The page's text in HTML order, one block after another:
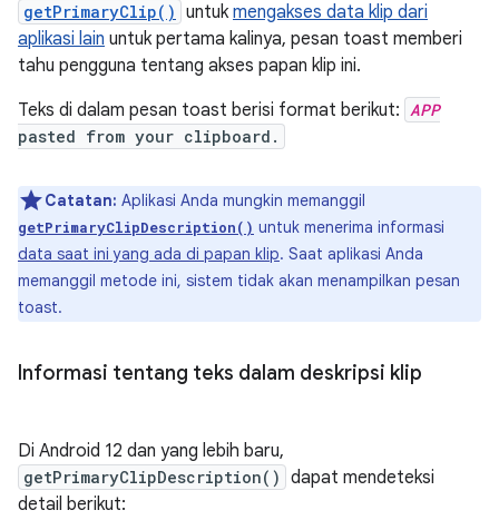
getPrimaryClip() untuk mengakses data klip dari
aplikasi lain untuk pertama kalinya, pesan toast memberi
tahu pengguna tentang akses papan klip ini.
Teks di dalam pesan toast berisi format berikut: APP
pasted from your clipboard.
Catatan: Aplikasi Anda mungkin memanggil
getPrimaryClipDescription() untuk menerima informasi
data saat ini yang ada di papan klip. Saat aplikasi Anda
memanggil metode ini, sistem tidak akan menampilkan pesan
toast.
Informasi tentang teks dalam deskripsi klip
Di Android 12 dan yang lebih baru,
getPrimaryClipDescription() dapat mendeteksi
detail berikut: